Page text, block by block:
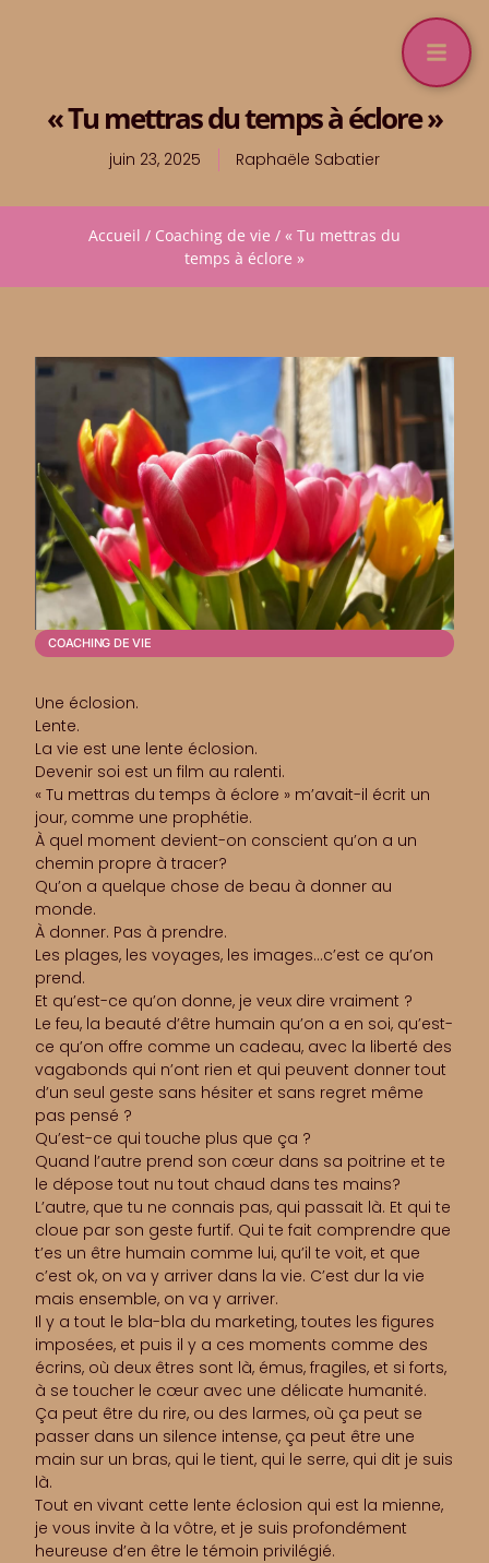
« Tu mettras du temps à éclore »
juin 23, 2025 Raphaële Sabatier
Accueil / Coaching de vie / « Tu mettras du
temps à éclore »
COACHING DE VIE
Une éclosion.
Lente.
La vie est une lente éclosion.
Devenir soi est un film au ralenti.
« Tu mettras du temps à éclore » m’avait-il écrit un
jour, comme une prophétie.
À quel moment devient-on conscient qu’on a un
chemin propre à tracer?
Qu’on a quelque chose de beau à donner au
monde.
À donner. Pas à prendre.
Les plages, les voyages, les images…c’est ce qu’on
prend.
Et qu’est-ce qu’on donne, je veux dire vraiment ?
Le feu, la beauté d’être humain qu’on a en soi, qu’est-
ce qu’on offre comme un cadeau, avec la liberté des
vagabonds qui n’ont rien et qui peuvent donner tout
d’un seul geste sans hésiter et sans regret même
pas pensé ?
Qu’est-ce qui touche plus que ça ?
Quand l’autre prend son cœur dans sa poitrine et te
le dépose tout nu tout chaud dans tes mains?
L’autre, que tu ne connais pas, qui passait là. Et qui te
cloue par son geste furtif. Qui te fait comprendre que
t’es un être humain comme lui, qu’il te voit, et que
c’est ok, on va y arriver dans la vie. C’est dur la vie
mais ensemble, on va y arriver.
Il y a tout le bla-bla du marketing, toutes les figures
imposées, et puis il y a ces moments comme des
écrins, où deux êtres sont là, émus, fragiles, et si forts,
à se toucher le cœur avec une délicate humanité.
Ça peut être du rire, ou des larmes, où ça peut se
passer dans un silence intense, ça peut être une
main sur un bras, qui le tient, qui le serre, qui dit je suis
là.
Tout en vivant cette lente éclosion qui est la mienne,
je vous invite à la vôtre, et je suis profondément
heureuse d’en être le témoin privilégié.